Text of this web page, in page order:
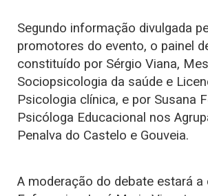
Segundo informação divulgada
promotores do evento, o painel
constituído por Sérgio Viana,
Sociopsicologia da saúde e
Psicologia clínica, e por Susana
Psicóloga Educacional nos
Penalva do Castelo e Gouveia.
A moderação do debate estará a